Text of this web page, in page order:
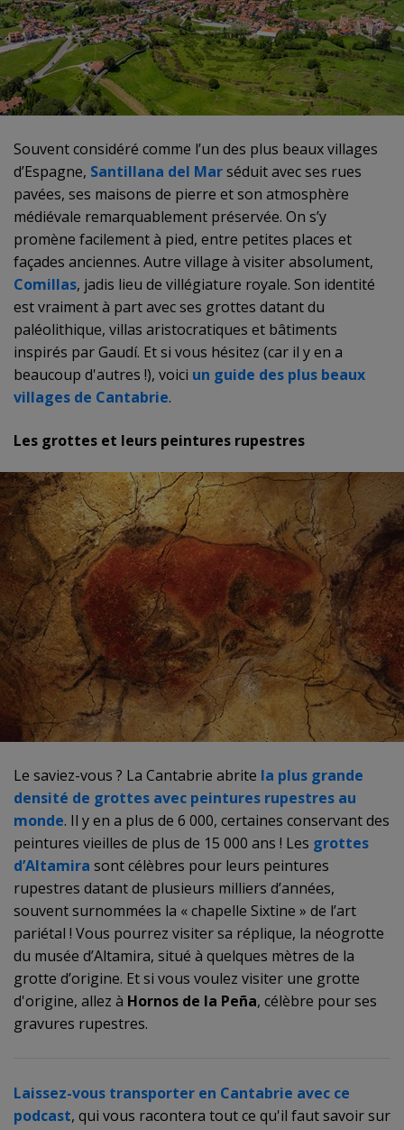
Souvent considéré comme l’un des plus beaux villages
d’Espagne, Santillana del Marséduit avec ses rues
pavées, ses maisons de pierre et son atmosphère
médiévale remarquablement préservée. On s’y
promène facilement à pied, entre petites places et
façades anciennes. Autre village à visiter absolument,
Comillas, jadis lieu de villégiature royale. Son identité
est vraiment à part avec ses grottes datant du
paléolithique, villas aristocratiques et bâtiments
inspirés par Gaudí. Et si vous hésitez (car il y en a
beaucoup d'autres !), voici un guide des plus beaux
villages de Cantabrie.
Les grottes et leurs peintures rupestres
Le saviez-vous ? La Cantabrie abrite la plus grande
densité de grottes avec peintures rupestres au
monde. Il y en a plus de 6 000, certaines conservant des
peintures vieilles de plus de 15 000 ans ! Les grottes
d’Altamira sont célèbres pour leurs peintures
rupestres datant de plusieurs milliers d’années,
souvent surnommées la « chapelle Sixtine » de l’art
pariétal ! Vous pourrez visiter sa réplique, la néogrotte
du musée d’Altamira, situé à quelques mètres de la
grotte d’origine. Et si vous voulez visiter une grotte
d'origine, allez à Hornos de la Peña, célèbre pour ses
gravures rupestres.
Laissez-vous transporter en Cantabrie avec ce
podcast, qui vous racontera tout ce qu'il faut savoir sur